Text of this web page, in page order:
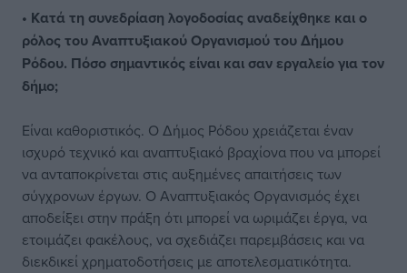
• Κατά τη συνεδρίαση λογοδοσίας αναδείχθηκε και ο
ρόλος του Αναπτυξιακού Οργανισμού του Δήμου
Ρόδου. Πόσο σημαντικός είναι και σαν εργαλείο για τον
δήμο;
Είναι καθοριστικός. Ο Δήμος Ρόδου χρειάζεται έναν
ισχυρό τεχνικό και αναπτυξιακό βραχίονα που να μπορεί
να ανταποκρίνεται στις αυξημένες απαιτήσεις των
σύγχρονων έργων. Ο Αναπτυξιακός Οργανισμός έχει
αποδείξει στην πράξη ότι μπορεί να ωριμάζει έργα, να
ετοιμάζει φακέλους, να σχεδιάζει παρεμβάσεις και να
διεκδικεί χρηματοδοτήσεις με αποτελεσματικότητα.